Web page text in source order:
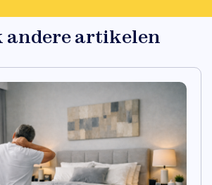
andere artikelen